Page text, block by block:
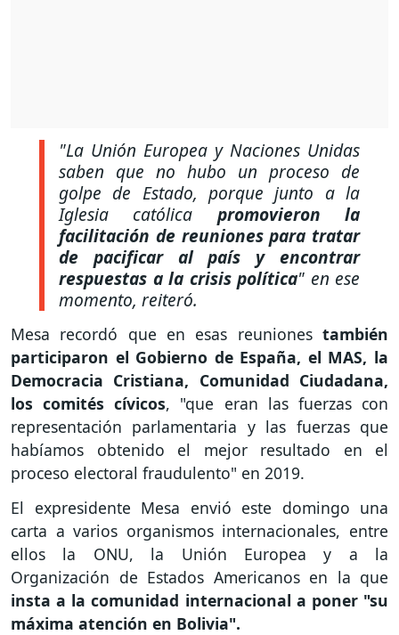
"La Unión Europea y Naciones Unidas
saben que no hubo un proceso de
golpe de Estado, porque junto a la
Iglesia católica promovieron la
facilitación de reuniones para tratar
de pacificar al país y encontrar
respuestas a la crisis política" en ese
momento, reiteró.
Mesa recordó que en esas reuniones también
participaron el Gobierno de España, el MAS, la
Democracia Cristiana, Comunidad Ciudadana,
los comités cívicos, "que eran las fuerzas con
representación parlamentaria y las fuerzas que
habíamos obtenido el mejor resultado en el
proceso electoral fraudulento" en 2019.
El expresidente Mesa envió este domingo una
carta a varios organismos internacionales, entre
ellos la ONU, la Unión Europea y a la
Organización de Estados Americanos en la que
insta a la comunidad internacional a poner "su
máxima atención en Bolivia".